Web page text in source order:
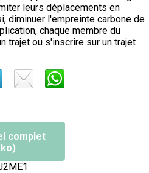
leurs déplacements en
diminuer l'empreinte carbone de
chaque membre du
trajet ou s'inscrire sur un trajet
complet